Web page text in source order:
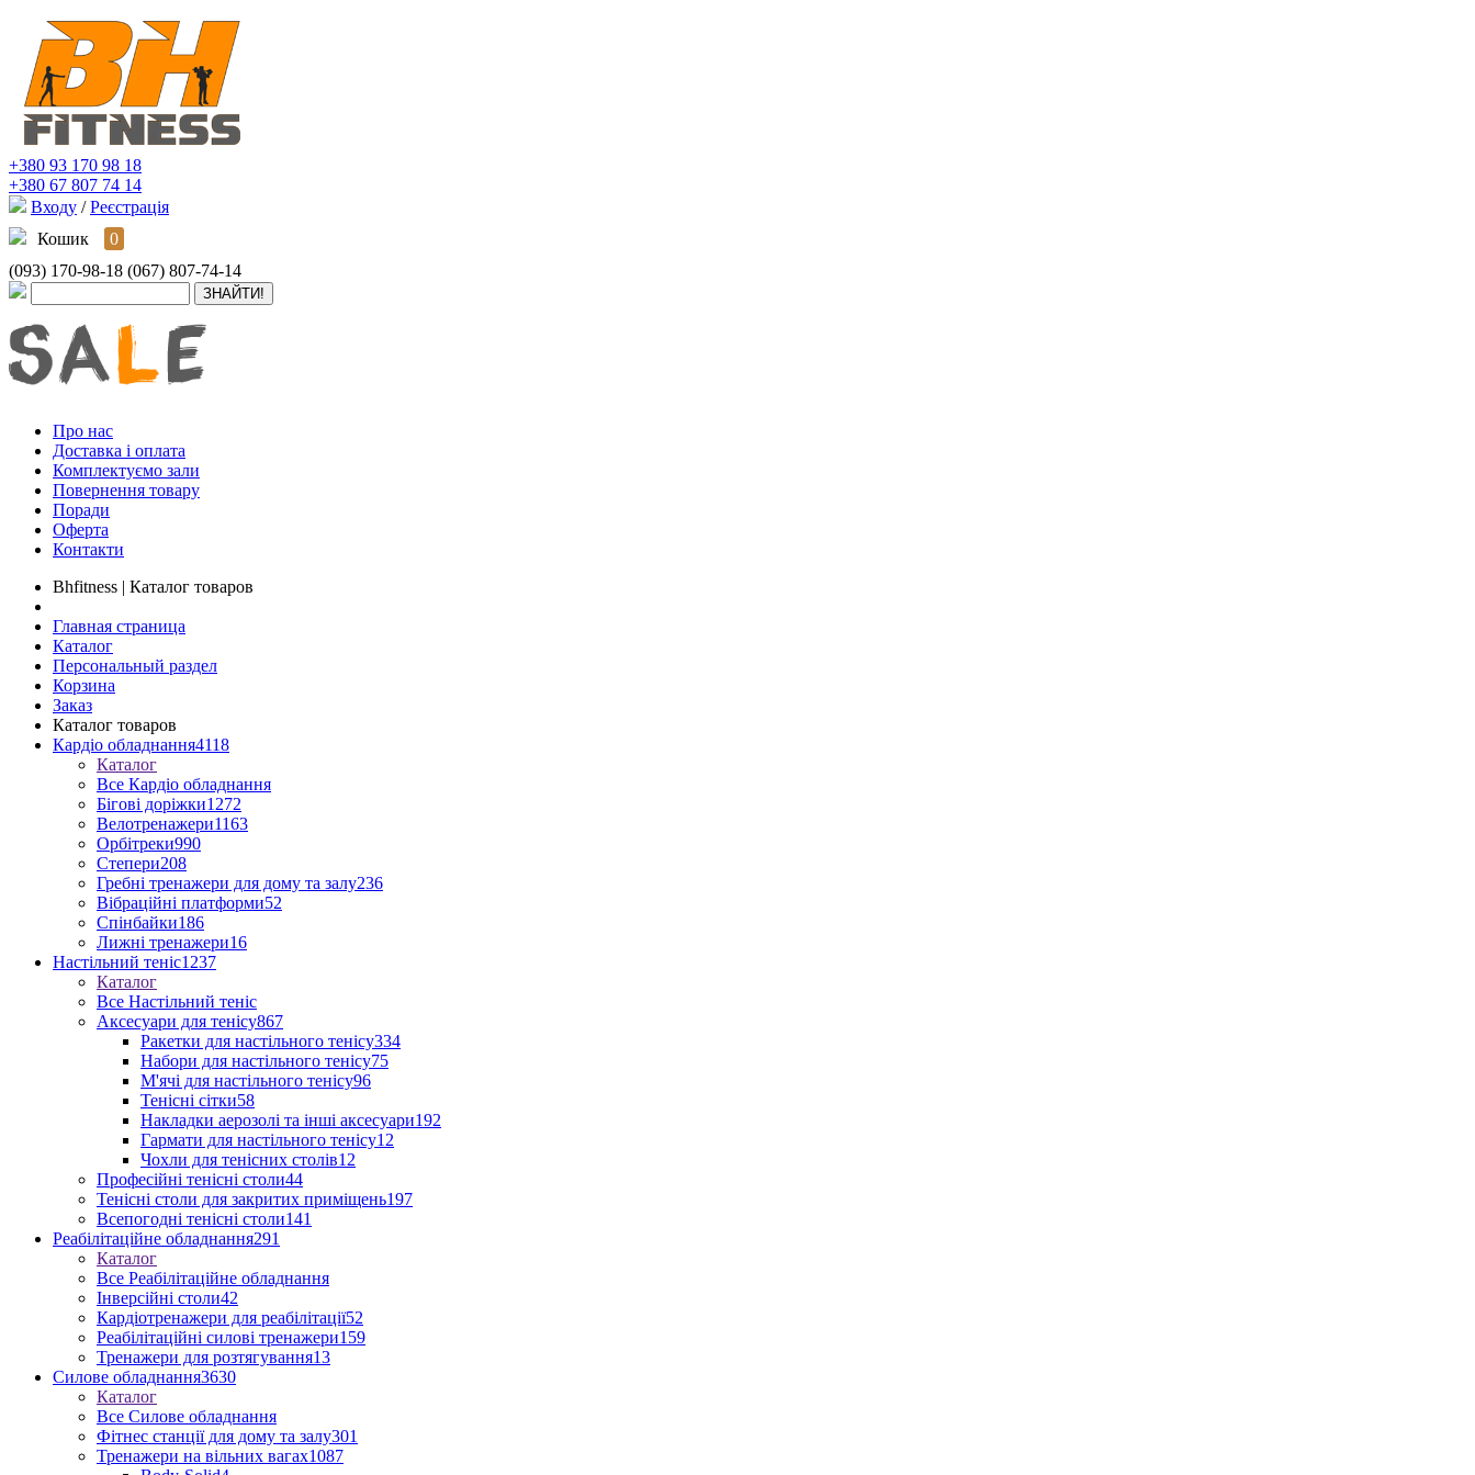
+380 93 170 98 18
+380 67 807 74 14
Входу / Реєстрація
Кошик
0
(093) 170-98-18 (067) 807-74-14
Про нас
Доставка і оплата
Комплектуємо зали
Повернення товару
Поради
Оферта
Контакти
Bhfitness | Каталог товаров
Главная страница
Каталог
Персональный раздел
Корзина
Заказ
Каталог товаров
Кардіо обладнання4118
Каталог
Все Кардіо обладнання
Бігові доріжки1272
Велотренажери1163
Орбітреки990
Степери208
Гребні тренажери для дому та залу236
Вібраційні платформи52
Спінбайки186
Лижні тренажери16
Настільний теніс1237
Каталог
Все Настільний теніс
Аксесуари для тенісу867
Ракетки для настільного тенісу334
Набори для настільного тенісу75
М'ячі для настільного тенісу96
Тенісні сітки58
Накладки аерозолі та інші аксесуари192
Гармати для настільного тенісу12
Чохли для тенісних столів12
Професійні тенісні столи44
Тенісні столи для закритих приміщень197
Всепогодні тенісні столи141
Реабілітаційне обладнання291
Каталог
Все Реабілітаційне обладнання
Інверсійні столи42
Кардіотренажери для реабілітації52
Реабілітаційні силові тренажери159
Тренажери для розтягування13
Силове обладнання3630
Каталог
Все Силове обладнання
Фітнес станції для дому та залу301
Тренажери на вільних вагах1087